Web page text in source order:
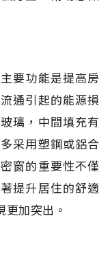
要功能是提高房
通引起的能源損
璃，中間填充有
采用塑鋼或鋁合
窗的重要性不僅
提升居住的舒適
加突出。